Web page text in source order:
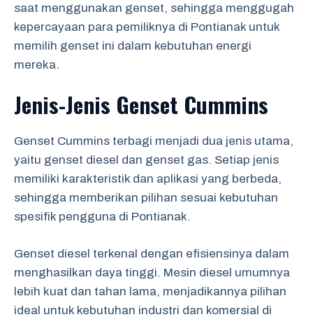
saat menggunakan genset, sehingga menggugah
kepercayaan para pemiliknya di Pontianak untuk
memilih genset ini dalam kebutuhan energi
mereka.
Jenis-Jenis Genset Cummins
Genset Cummins terbagi menjadi dua jenis utama,
yaitu genset diesel dan genset gas. Setiap jenis
memiliki karakteristik dan aplikasi yang berbeda,
sehingga memberikan pilihan sesuai kebutuhan
spesifik pengguna di Pontianak.
Genset diesel terkenal dengan efisiensinya dalam
menghasilkan daya tinggi. Mesin diesel umumnya
lebih kuat dan tahan lama, menjadikannya pilihan
ideal untuk kebutuhan industri dan komersial di